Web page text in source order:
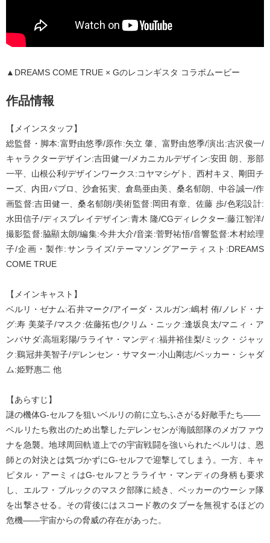
▲DREAMS COME TRUE × Gのレコンギスタ コラボムービー
作品情報
【メインスタッフ】
総監督・脚本:富野由悠季/原作:矢立 肇、富野由悠季/演出:吉沢俊一/
キャラクターデザイン:吉田健一/メカニカルデザイン:安田 朗、形部
一平、山根公利/デザインワークス:コヤマシゲト、西村キヌ、剛田チ
ーズ、内田パブロ、沙倉拓実、倉島亜由美、桑名郁朗、中谷誠一/作
画監督:吉田健一、桑名郁朗/美術監督:岡田有章、佐藤 歩/色彩設計:
水田信子/ディスプレイデザイン:青木 隆/CGディレクター:藤江智洋/
撮影監督:脇顯太朗/編集:今井大介/音楽:菅野祐悟/音響監督:木村絵理
子/企画・製作:サンライズ/テーマソングアーティスト:DREAMS
COME TRUE
【メインキャスト】
ベルリ・ゼナム:石井マーク/アイーダ・スルガン:嶋村 侑/ノレド・ナ
グ:寿 美菜子/マスク:佐藤拓也/クリム・ニック:逢坂良太/マニィ・ア
ンバサダ:高垣彩陽/ラライヤ・マンディ:福井裕佳梨/ミック・ジャッ
ク:鷄冠井美智子/デレンセン・サマター:小山剛志/ベッカー・シャダ
ム:姫野惠二 他
【あらすじ】
謎の機体G-セルフを狙いベルリの前に立ちふさがる好敵手たち――
ベルリたち救出のため出撃したデレンセンが海賊部隊のメガファウ
ナを急襲。地球周回軌道上での宇宙戦闘を強いられたベルリは、恩
師との対決とは気づかずにG-セルフで迎撃してしまう。一方、キャ
ピタル・アーミィはG-セルフとラライヤ・マンディの身柄も要求
し、エルフ・ブルックのマスク部隊に続き、ベッカーのウーシァ隊
を出撃させる。その背後にはスコード教のタブーを無視するほどの
危機――宇宙からの脅威の存在があった。